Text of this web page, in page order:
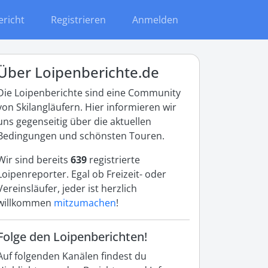
Registrieren Anmelden
Loipenberichte.de
Loipenberichte sind eine Community
Skilangläufern. Hier informieren wir
gegenseitig über die aktuellen
und schönsten Touren.
sind bereits 639 registrierte
Egal ob Freizeit- oder
jeder ist herzlich
mitzumachen!
den Loipenberichten!
folgenden Kanälen findest du